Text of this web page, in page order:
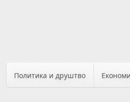
Политика и друштво